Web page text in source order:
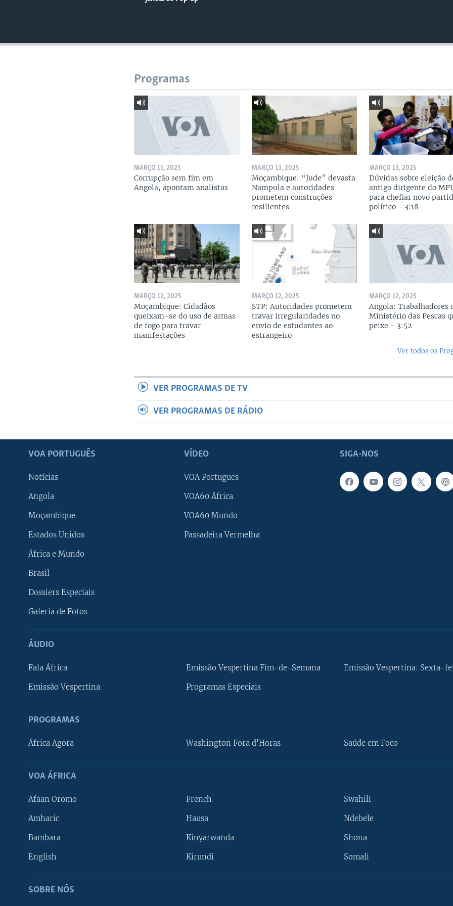
Programas
MARÇO 15, 2025
Corrupção sem fim em
Angola, apontam analistas
MARÇO 13, 2025
Moçambique: “Jude” devasta
Nampula e autoridades
prometem construções
resilientes
MARÇO 13, 2025
Dúvidas sobre eleição
antigo dirigente do
para chefiar novo
político - 3:18
MARÇO 12, 2025
Moçambique: Cidadãos
queixam-se do uso de armas
de fogo para travar
manifestações
MARÇO 12, 2025
STP: Autoridades prometem
travar irregularidades no
envio de estudantes ao
estrangeiro
MARÇO 12, 2025
Angola: Trabalhadores
Ministério das Pescas
peixe - 3:52
Ver todos os
VER PROGRAMAS DE TV
VER PROGRAMAS DE RÁDIO
SIGA-NOS
VOA PORTUGUÊS
Notícias
Angola
Moçambique
Estados Unidos
África e Mundo
Brasil
Dossiers Especiais
Galeria de Fotos
VÍDEO
VOA Portugues
VOA60 África
VOA60 Mundo
Passadeira Vermelha
ÁUDIO
Fala África
Emissão Vespertina
Emissão Vespertina Fim-de-Semana
Programas Especiais
Emissão Vespertina: Sexta-
PROGRAMAS
África Agora Washington Fora d'Horas Saúde em Foco
VOA ÁFRICA
Afaan Oromo
Amharic
Bambara
English
French
Hausa
Kinyarwanda
Kirundi
Swahili
Ndebele
Shona
Somali
SOBRE NÓS